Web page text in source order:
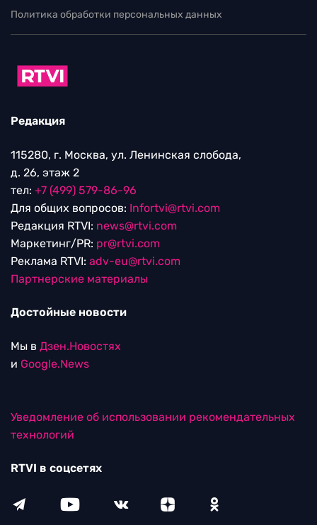
Политика обработки персональных данных
Редакция
115280, г. Москва, ул. Ленинская слобода,
д. 26, этаж 2
тел: +7 (499) 579-86-96
Для общих вопросов: Infortvi@rtvi.com
Редакция RTVI: news@rtvi.com
Маркетинг/PR: pr@rtvi.com
Реклама RTVI: adv-eu@rtvi.com
Партнерские материалы
Достойные новости
Мы в Дзен.Новостях
и Google.News
Уведомление об использовании рекомендательных
технологий
RTVI в соцсетях